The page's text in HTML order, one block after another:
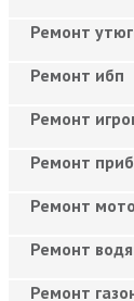
Ремонт
Ремонт ибп
Ремонт
Ремонт
Ремонт
Ремонт
Ремонт